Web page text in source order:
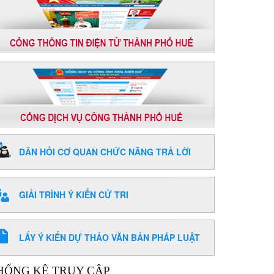
DÂN HỎI CƠ QUAN CHỨC NĂNG TRẢ LỜI
GIẢI TRÌNH Ý KIẾN CỬ TRI
LẤY Ý KIẾN DỰ THẢO VĂN BẢN PHÁP LUẬT
KÊ TRUY CẬP